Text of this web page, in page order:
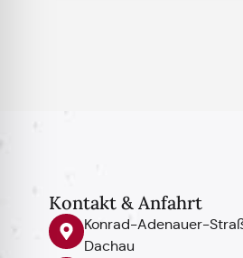
Kontakt & Anfahrt
Konrad-Adenauer-
Dachau